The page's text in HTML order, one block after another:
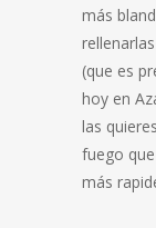
más
(que es
hoy en
las
fuego
más